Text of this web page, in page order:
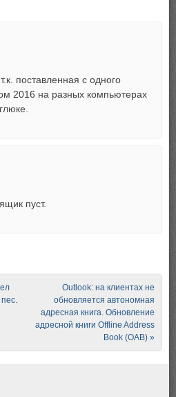
поставленная с одного
2016 на разных компьютерах
пуст.
Outlook: на клиентах не
обновляется автономная
адресная книга. Обновление
адресной книги Offline Address
Book (OAB) »